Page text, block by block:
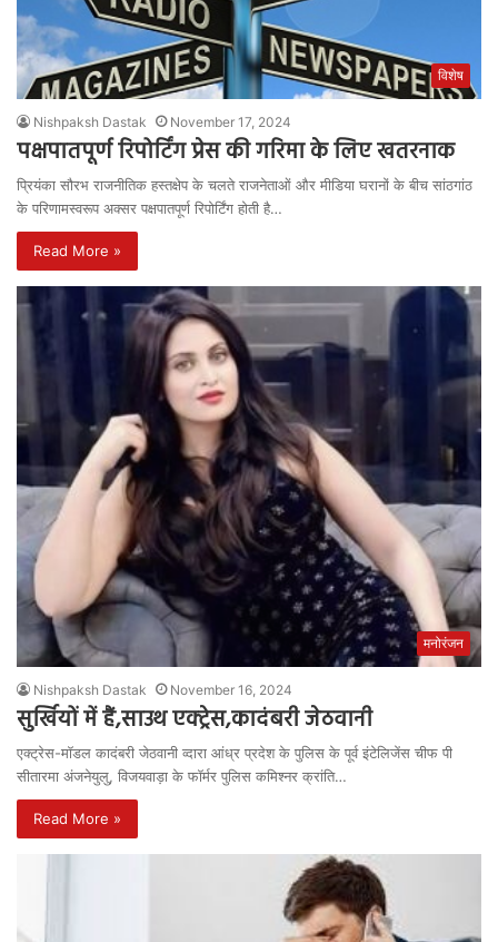
विशेष
Nishpaksh Dastak November 17, 2024
पक्षपातपूर्ण रिपोर्टिंग प्रेस की गरिमा के लिए खतरनाक
प्रियंका सौरभ राजनीतिक हस्तक्षेप के चलते राजनेताओं और मीडिया घरानों के बीच सांठगांठ
के परिणामस्वरूप अक्सर पक्षपातपूर्ण रिपोर्टिंग होती है…
Read More »
मनोरंजन
Nishpaksh Dastak November 16, 2024
सुर्खियों में हैं,साउथ एक्‍ट्रेस,कादंबरी जेठवानी
एक्ट्रेस-मॉडल कादंबरी जेठवानी व्‍दारा आंध्र प्रदेश के पुलिस के पूर्व इंटेलिजेंस चीफ पी
सीतारमा अंजनेयुलु, विजयवाड़ा के फॉर्मर पुलिस कमिश्नर क्रांति…
Read More »